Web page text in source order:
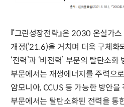
『그린성장전략』은 2030 온실가
개정(’21.6)을 거치며 더욱 구체
‘전력’과 ‘비전력’ 부문의 탈탄소
부문에서는 재생에너지를 주력으
암모니아, CCUS 등 가능한 방안을
부문에서는 탈탄소화된 전력을 통